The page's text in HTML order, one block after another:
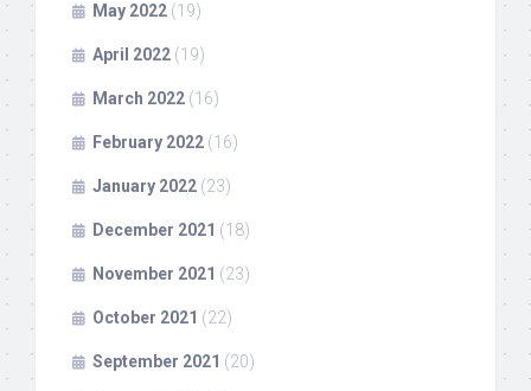
May 2022 (19)
April 2022 (19)
March 2022 (16)
February 2022 (16)
January 2022 (23)
December 2021 (18)
November 2021 (23)
October 2021 (22)
September 2021 (20)